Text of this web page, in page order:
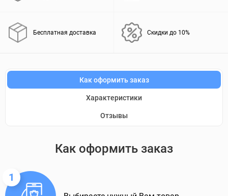
Бесплатная доставка Скидки до 10%
Как оформить заказ
Характеристики
Отзывы
Как оформить заказ
1